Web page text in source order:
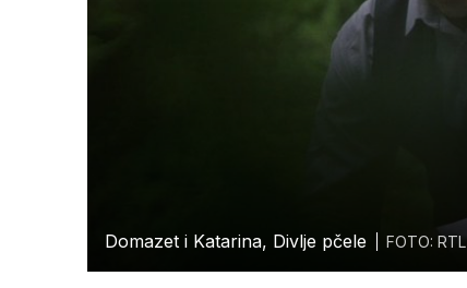
Domazet i Katarina, Divlje pčele FOTO: RTL